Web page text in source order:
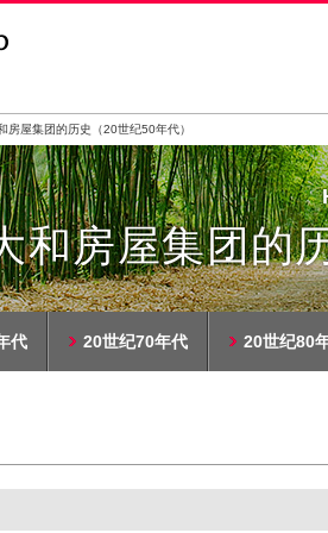
房屋集团的历史（20世纪50年代）
和房屋集团的
代 20世纪70年代 20世纪80